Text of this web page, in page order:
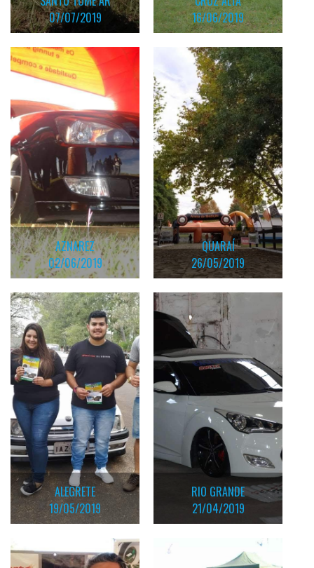
07/07/2019
16/06/2019
AZNAREZ
02/06/2019
QUARAÍ
26/05/2019
ALEGRETE
19/05/2019
RIO GRANDE
21/04/2019